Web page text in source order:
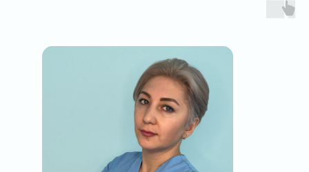
Контакты
Мы работаем для вас каждый
день с 9 до 22 часов
8 (936) 300-97-51